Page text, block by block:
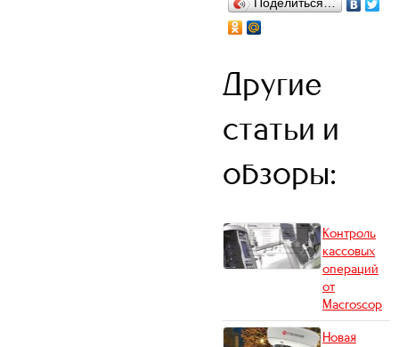
Поделиться…
Другие
статьи и
обзоры:
Контроль
кассовых
операций
от
Macroscop
Новая